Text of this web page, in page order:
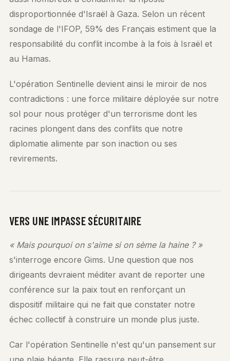
disproportionnée d'Israël à Gaza. Selon un récent
sondage de l'IFOP, 59% des Français estiment que la
responsabilité du conflit incombe à la fois à Israël et
au Hamas.
L'opération Sentinelle devient ainsi le miroir de nos
contradictions : une force militaire déployée sur notre
sol pour nous protéger d'un terrorisme dont les
racines plongent dans des conflits que notre
diplomatie alimente par son inaction ou ses
revirements.
VERS UNE IMPASSE SÉCURITAIRE
« Mais pourquoi on s'aime si on sème la haine ? »
s'interroge encore Gims. Une question que nos
dirigeants devraient méditer avant de reporter une
conférence sur la paix tout en renforçant un
dispositif militaire qui ne fait que constater notre
échec collectif à construire un monde plus juste.
Car l'opération Sentinelle n'est qu'un pansement sur